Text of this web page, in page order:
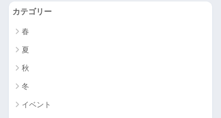
カテゴリー
春
夏
秋
冬
イベント